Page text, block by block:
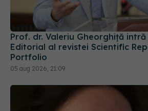
Prof. dr. Valeriu Gheorghiță
Editorial al revistei Scientific
Portfolio
05 aug 2026, 21:09